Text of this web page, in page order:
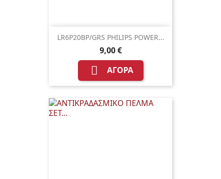
LR6P20BP/GRS PHILIPS POWER...
9,00 €
 ΑΓΟΡΆ